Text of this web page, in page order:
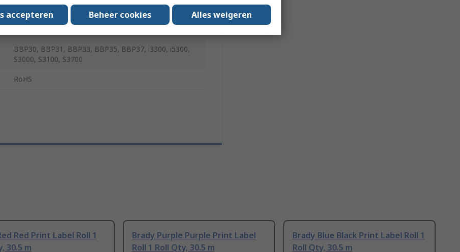
BBP30, BBP31, BBP33, BBP35, BBP37, i3300, i5300,
S3000, S3100, S3700
RoHS
Red Print Label Roll 1
30.5 m
Brady Purple Purple Print Label
Roll 1 Roll Qty, 30.5 m
Brady Blue Black Print Label Roll 1
Roll Qty, 30.5 m
accepteren Beheer cookies Alles weigeren